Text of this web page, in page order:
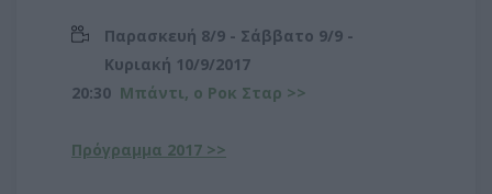
Παρασκευή 8/9 - Σάββατο 9/9 -
Κυριακή 10/9/2017
20:30 Μπάντι, ο Ροκ Σταρ >>
Πρόγραμμα 2017 >>